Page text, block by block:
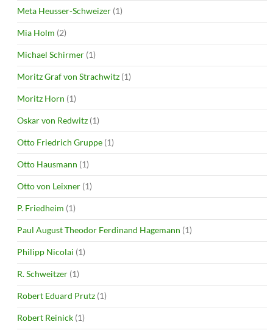
Meta Heusser-Schweizer (1)
Mia Holm (2)
Michael Schirmer (1)
Moritz Graf von Strachwitz (1)
Moritz Horn (1)
Oskar von Redwitz (1)
Otto Friedrich Gruppe (1)
Otto Hausmann (1)
Otto von Leixner (1)
P. Friedheim (1)
Paul August Theodor Ferdinand Hagemann (1)
Philipp Nicolai (1)
R. Schweitzer (1)
Robert Eduard Prutz (1)
Robert Reinick (1)